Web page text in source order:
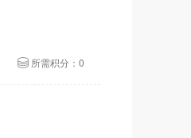
所需积分：0